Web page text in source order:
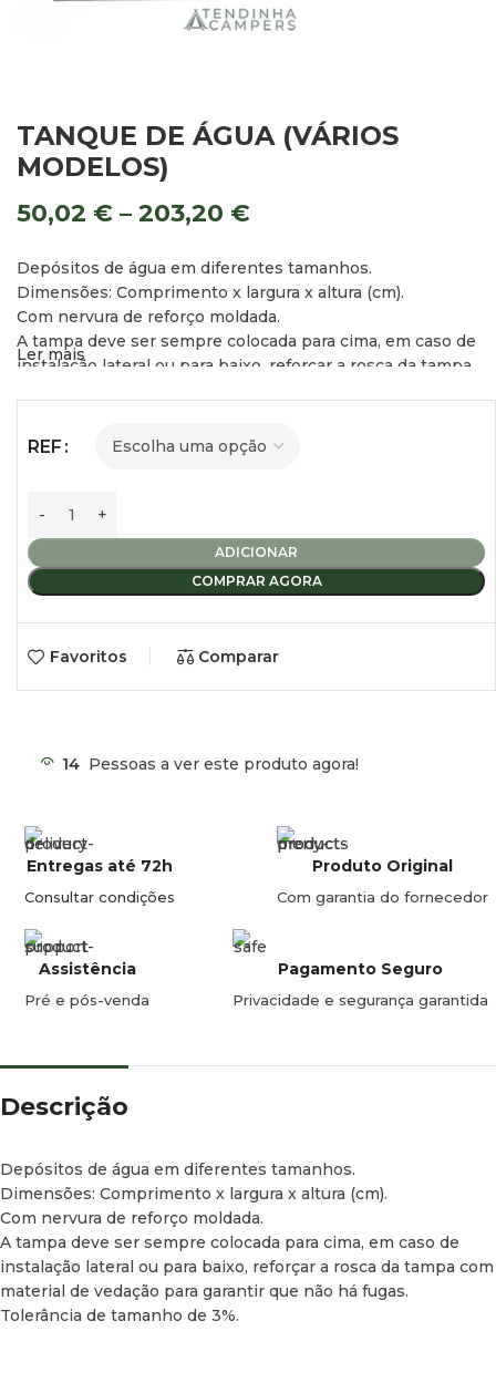
TANQUE DE ÁGUA (VÁRIOS
MODELOS)
50,02 € – 203,20 €
Depósitos de água em diferentes tamanhos.
Dimensões: Comprimento x largura x altura (cm).
Com nervura de reforço moldada.
A tampa deve ser sempre colocada para cima, em caso de
instalação lateral ou para baixo, reforçar a rosca da tampa
Referência Descrição
TCDAC24 Tanque 24 50x40x12 20 litros de líquido
TM
TCDAC34 Tanque 34 80x40x12 32 litros líquidos
TM
TCDAC40 Tanque 40 77x27x20 34 litros líquidos
TCDAC452 Tanque 45 48x40x25 40 litros líquidos
TCDAC453 Tanque 45 50x36x27 40 litros líquidos
TM
TCDAC451 Tanque 45 100x40x12 40 litros líquidos
TM
TCDAC50 Tanque 50 80x37x18 44 litros líquidos
TM
TM
TCDAC69 Tanque 69 105x37x18 63 litros neto TM
TCDAC70 Tanque 70 73x40x26 66 litros líquidos
TM
TCDAC75 Tanque 75 83x36x27 72 litros líquidos
TM
TCDAC80 Tanque 80 70x40x30 74 litros líquidos
Ler mais
REF
ADICIONAR
COMPRAR AGORA
Favoritos Comparar
14 Pessoas a ver este produto agora!
Entregas até 72h
Consultar condições
Produto Original
Com garantia do fornecedor
Assistência
Pré e pós-venda
Pagamento Seguro
Privacidade e segurança garantida
Descrição
Depósitos de água em diferentes tamanhos.
Dimensões: Comprimento x largura x altura (cm).
Com nervura de reforço moldada.
A tampa deve ser sempre colocada para cima, em caso de
instalação lateral ou para baixo, reforçar a rosca da tampa com
material de vedação para garantir que não há fugas.
Tolerância de tamanho de 3%.